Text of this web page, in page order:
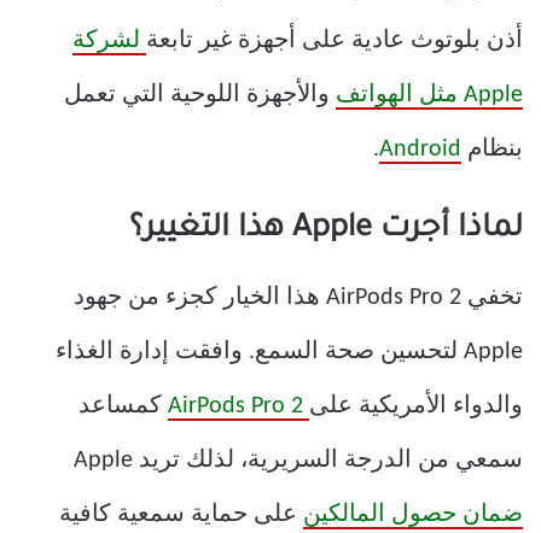
أذن بلوتوث عادية على أجهزة غير تابعة لشركة
Apple مثل الهواتف والأجهزة اللوحية التي تعمل
بنظام Android
.
لماذا أجرت Apple هذا التغيير؟
تخفي AirPods Pro 2 هذا الخيار كجزء من جهود
Apple لتحسين صحة السمع. وافقت إدارة الغذاء
والدواء الأمريكية على كمساعد
سمعي من الدرجة السريرية، لذلك تريد Apple
ضمان حصول المالكين على حماية سمعية كافية